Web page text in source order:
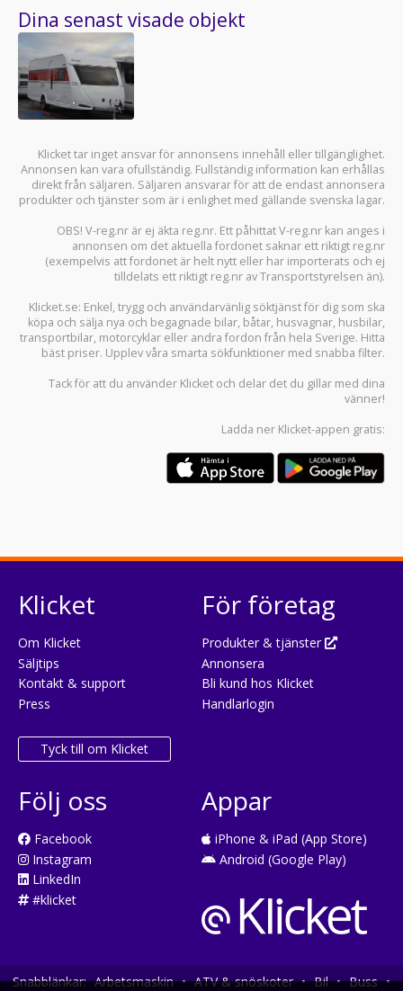
Dina senast visade objekt
Klicket tar inget ansvar för annonsens innehåll eller tillgänglighet.
Annonsen kan vara ofullständig. Fullständig information kan erhållas
direkt från säljaren. Säljaren ansvarar för att de endast annonsera
produkter och tjänster som är i enlighet med gällande svenska lagar.
OBS! V-reg.nr är ej äkta reg.nr. Ett påhittat V-reg.nr kan anges i
annonsen om det aktuella fordonet saknar ett riktigt reg.nr
(exempelvis att fordonet är helt nytt eller har importerats och ej
tilldelats ett riktigt reg.nr av Transportstyrelsen än).
Klicket.se: Enkel, trygg och användarvänlig söktjänst för dig som ska
köpa och sälja nya och begagnade bilar, båtar, husvagnar, husbilar,
transportbilar, motorcyklar eller andra fordon från hela Sverige. Hitta
bäst priser. Upplev våra smarta sökfunktioner med snabba filter.
Tack för att du använder Klicket och delar det du gillar med dina
vänner!
Ladda ner Klicket-appen gratis:
Klicket
Om Klicket
Säljtips
Kontakt & support
Press
Tyck till om Klicket
För företag
Produkter & tjänster
Annonsera
Bli kund hos Klicket
Handlarlogin
Följ oss
Facebook
Instagram
LinkedIn
#klicket
Appar
iPhone & iPad (App Store)
Android (Google Play)
Snabblänkar: Arbetsmaskin • ATV & snöskoter • Bil • Buss •